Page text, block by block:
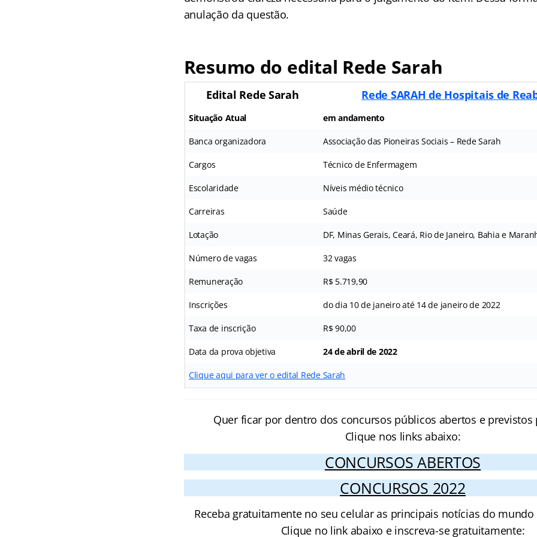
anulação da questão.
Resumo do edital Rede Sarah
Edital Rede Sarah Rede SARAH de Hospitais de
Situação Atual em andamento
Banca organizadora Associação das Pioneiras Sociais – Rede Sarah
Cargos Técnico de Enfermagem
Escolaridade Níveis médio técnico
Carreiras Saúde
Lotação DF, Minas Gerais, Ceará, Rio de Janeiro, Bahia e
Número de vagas 32 vagas
Remuneração R$ 5.719,90
Inscrições do dia 10 de janeiro até 14 de janeiro de 2022
Taxa de inscrição R$ 90,00
Data da prova objetiva 24 de abril de 2022
Clique aqui para ver o edital Rede Sarah
Quer ficar por dentro dos concursos públicos abertos e previstos
Clique nos links abaixo:
CONCURSOS ABERTOS
CONCURSOS 2022
Receba gratuitamente no seu celular as principais notícias do
Clique no link abaixo e inscreva-se gratuitamente: